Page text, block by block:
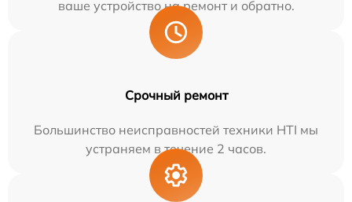
ваше устройство на ремонт и обратно.
Срочный ремонт
Большинство неисправностей техники HTI мы
устраняем в течение 2 часов.